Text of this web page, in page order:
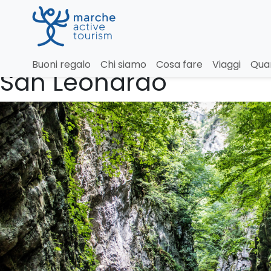
Buoni regalo Chi siamo Cosa fare Viaggi
Gole dell’Infernaccio
San Leonardo